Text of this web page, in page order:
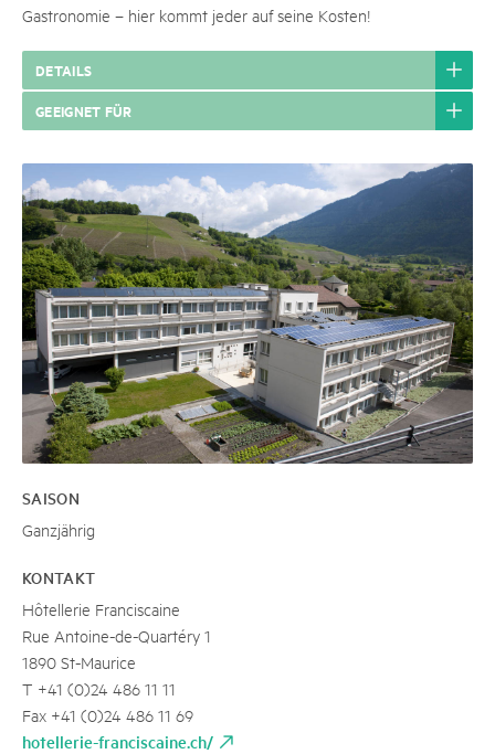
Gastronomie – hier kommt jeder auf seine Kosten!
DETAILS
GEEIGNET FÜR
SAISON
Ganzjährig
KONTAKT
Hôtellerie Franciscaine
Rue Antoine-de-Quartéry 1
1890 St-Maurice
T +41 (0)24 486 11 11
Fax +41 (0)24 486 11 69
hotellerie-franciscaine.ch/